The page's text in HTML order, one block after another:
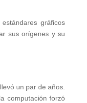
gráficos
sus orígenes y su
un par de años.
computación forzó